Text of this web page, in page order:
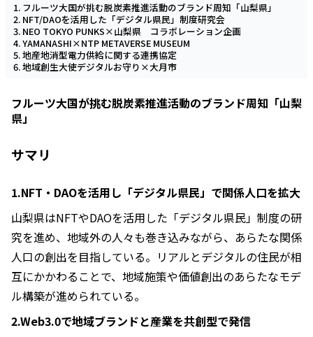
フルーツ大国が挑む脱炭素推進活動のブランド周知「山梨県」
NFT/DAOを活用した「デジタル県民」制度研究会
NEO TOKYO PUNKS×山梨県 コラボレーション企画
YAMANASHI×NTP METAVERSE MUSEUM
地産地消型電力供給に関する連携協定
地域創生大使デジタルお守り×大月市
フルーツ大国が挑む脱炭素推進活動のブランド周知「山梨
県」
サマリ
1.NFT・DAOを活用し「デジタル県民」で関係人口を拡大
山梨県はNFTやDAOを活用した「デジタル県民」制度の研
究を進め、地域外の人々も巻き込みながら、あらたな関係
人口の創出を目指している。リアルとデジタルの住民が相
互にかかわることで、地域施策や価値創出のあらたなモデ
ル構築が進められている。
2.Web3.0で地域ブランドと産業を共創型で発信